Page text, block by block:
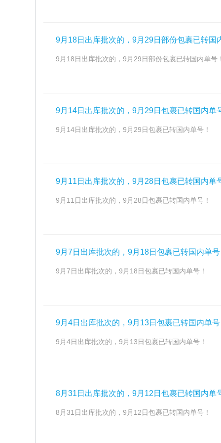
9月18日出库批次的，9月29日部份包裹已转国
9月18日出库批次的，9月29日部份包裹已转国内单号！
9月14日出库批次的，9月29日包裹已转国内单
9月14日出库批次的，9月29日包裹已转国内单号！
9月11日出库批次的，9月28日包裹已转国内单
9月11日出库批次的，9月28日包裹已转国内单号！
9月7日出库批次的，9月18日包裹已转国内单号
9月7日出库批次的，9月18日包裹已转国内单号！
9月4日出库批次的，9月13日包裹已转国内单号
9月4日出库批次的，9月13日包裹已转国内单号！
8月31日出库批次的，9月12日包裹已转国内单
8月31日出库批次的，9月12日包裹已转国内单号！